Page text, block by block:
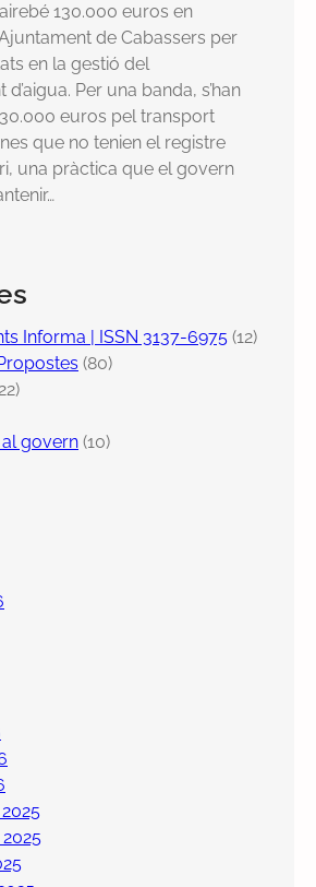
130.000 euros en
de Cabassers per
en la gestió del
Per una banda, s’han
euros pel transport
que no tenien el registre
una pràctica que el govern
Informa | ISSN 3137-6975 (12)
(80)
govern (10)